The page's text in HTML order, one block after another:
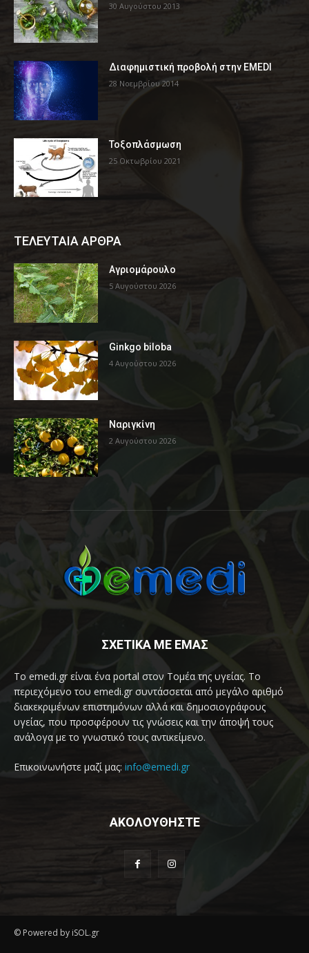
30 Αυγούστου 2013
Διαφημιστική προβολή στην EMEDI
28 Νοεμβρίου 2014
Τοξοπλάσμωση
25 Οκτωβρίου 2021
ΤΕΛΕΥΤΑΙΑ ΑΡΘΡΑ
Αγριομάρουλο
5 Αυγούστου 2026
Ginkgo biloba
4 Αυγούστου 2026
Ναριγκίνη
2 Αυγούστου 2026
ΣΧΕΤΙΚΑ ΜΕ ΕΜΑΣ
Το emedi.gr είναι ένα portal στον Τομέα της υγείας. Το
περιεχόμενο του emedi.gr συντάσσεται από μεγάλο αριθμό
διακεκριμένων επιστημόνων αλλά και δημοσιογράφους
υγείας, που προσφέρουν τις γνώσεις και την άποψή τους
ανάλογα με το γνωστικό τους αντικείμενο.
Επικοινωνήστε μαζί μας: info@emedi.gr
ΑΚΟΛΟΥΘΗΣΤΕ
© Powered by iSOL.gr